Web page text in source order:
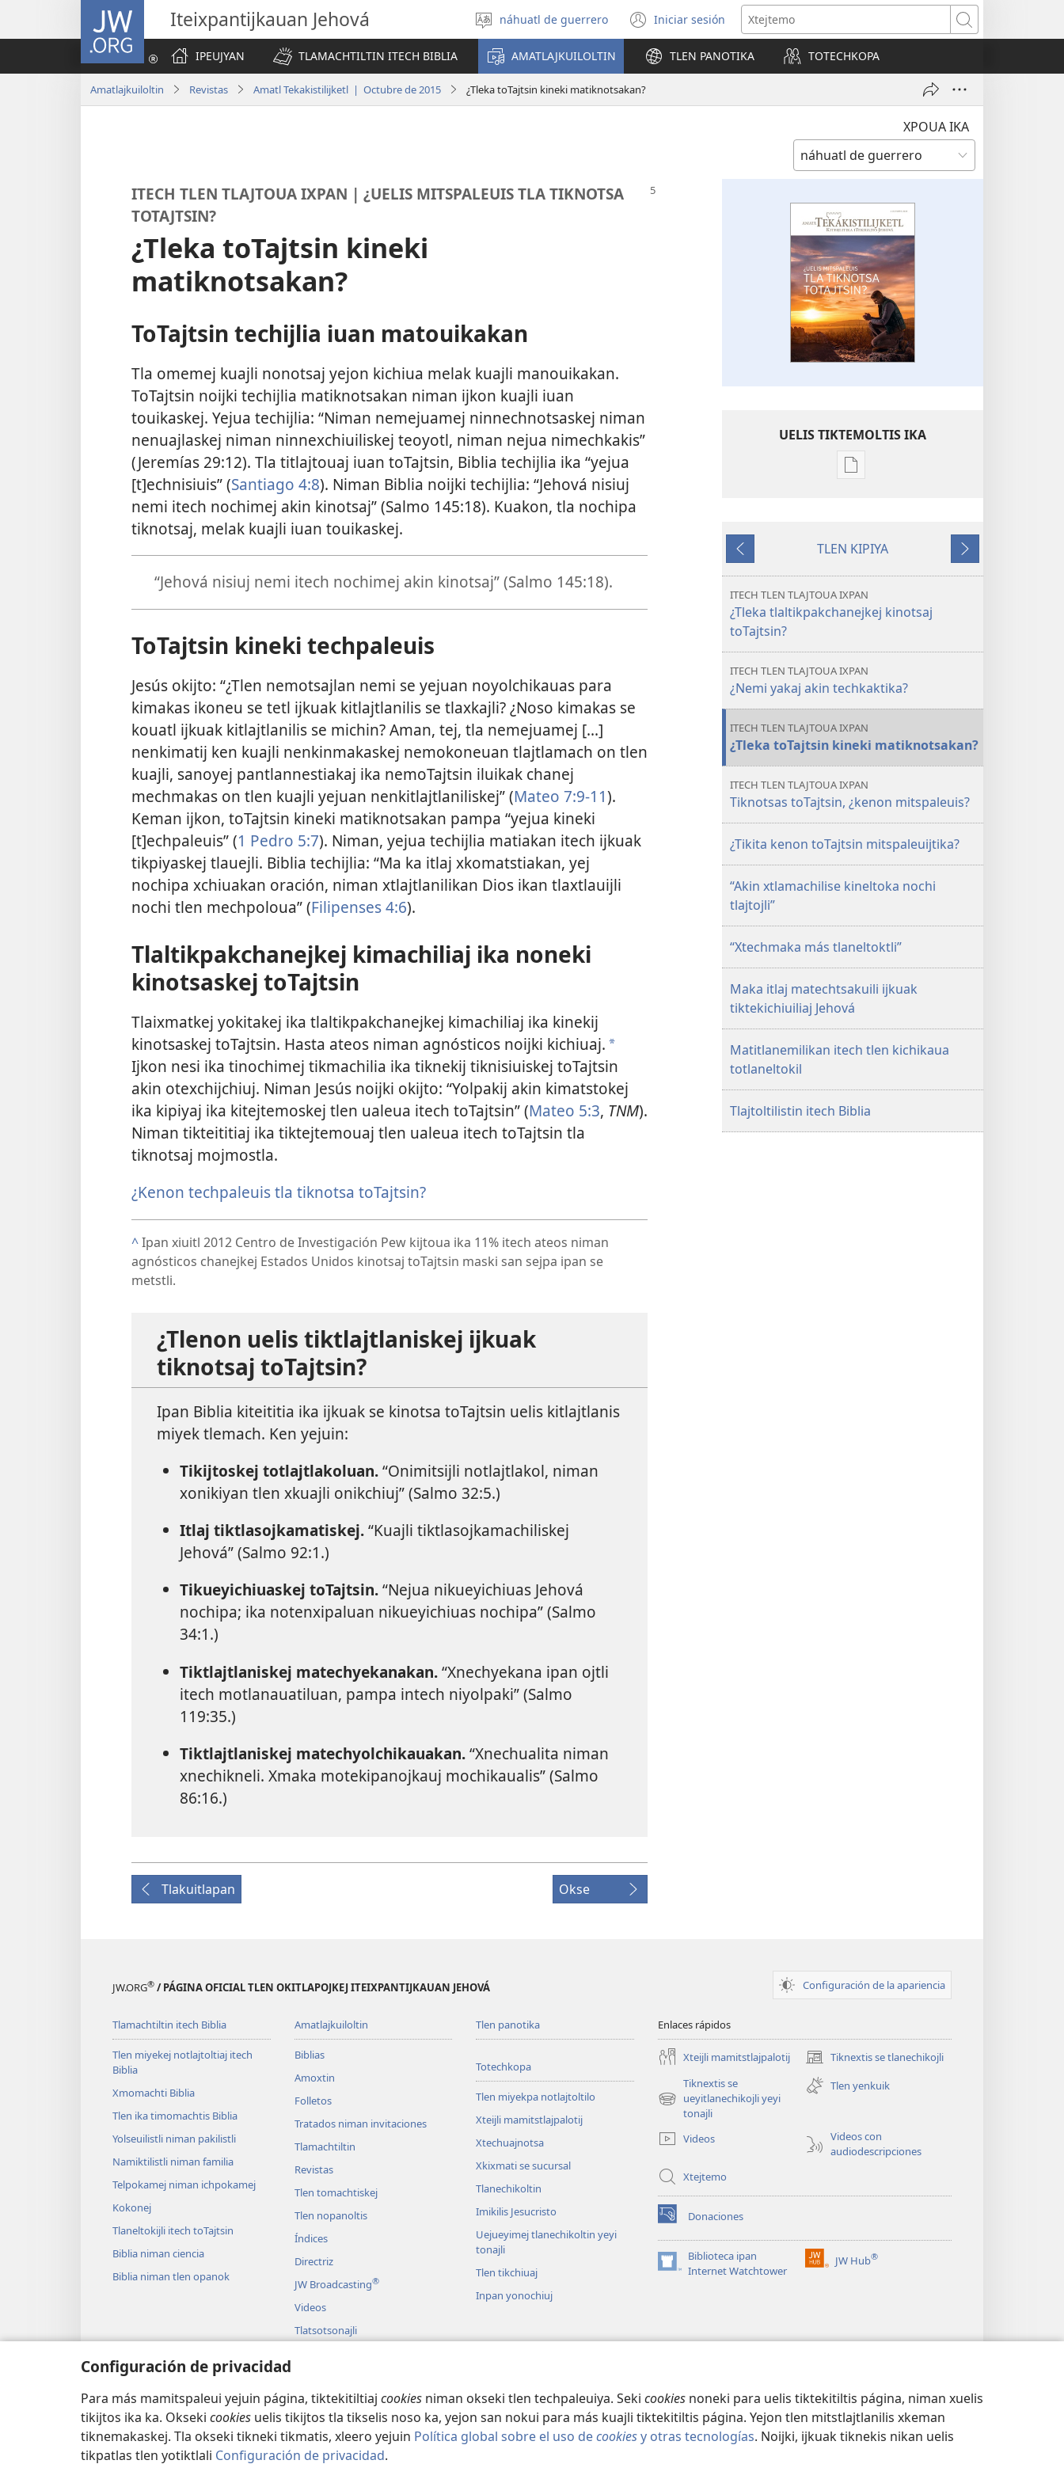
Configuración de privacidad
Para más mamitspaleui yejuin página, tiktekitiltiaj cookies niman okseki tlen techpaleuiya. Seki cookies noneki para uelis tiktekitiltis página, niman xuelis
tikijtos ika ka. Okseki cookies uelis tikijtos tla tikselis noso ka, yejon san nokui para más kuajli tiktekitiltis página. Yejon tlen mitstlajtlanilis xkeman
tiknemakaskej. Tla okseki tikneki tikmatis, xleero yejuin Política global sobre el uso decookiesy otras tecnologías. Noijki, ijkuak tiknekis nikan uelis
tikpatlas tlen yotiktlali Configuración de privacidad.
JW.ORG Iteixpantijkauan Jehová
Xtlapejpeni
tlajtojli
náhuatl de guerrero Iniciar sesión
(abre
una
nueva
ventana)
Xtejtemo
IPEUJYAN
TLAMACHTILTIN ITECH BIBLIA AMATLAJKUILOLTIN TLEN PANOTIKA TOTECHKOPA
Amatlajkuiloltin Revistas Amatl Tekakistilijketl | Octubre de 2015 ¿Tleka toTajtsin kineki matiknotsakan?
XPOUA IKA
ITECH TLEN TLAJTOUA IXPAN | ¿UELIS MITSPALEUIS TLA TIKNOTSA
TOTAJTSIN?
¿Tleka toTajtsin kineki
matiknotsakan?
ToTajtsin techijlia iuan matouikakan
Tla omemej kuajli nonotsaj yejon kichiua melak kuajli manouikakan.
ToTajtsin noijki techijlia matiknotsakan niman ijkon kuajli iuan
touikaskej. Yejua techijlia: “Niman nemejuamej ninnechnotsaskej niman
nenuajlaskej niman ninnexchiuiliskej teoyotl, niman nejua nimechkakis”
(Jeremías 29:12). Tla titlajtouaj iuan toTajtsin, Biblia techijlia ika “yejua
[t]echnisiuis” (Santiago 4:8). Niman Biblia noijki techijlia: “Jehová nisiuj
nemi itech nochimej akin kinotsaj” (Salmo 145:18). Kuakon, tla nochipa
tiknotsaj, melak kuajli iuan touikaskej.
“Jehová nisiuj nemi itech nochimej akin kinotsaj” (Salmo 145:18).
ToTajtsin kineki techpaleuis
Jesús okijto: “¿Tlen nemotsajlan nemi se yejuan noyolchikauas para
kimakas ikoneu se tetl ijkuak kitlajtlanilis se tlaxkajli? ¿Noso kimakas se
kouatl ijkuak kitlajtlanilis se michin? Aman, tej, tla nemejuamej [...]
nenkimatij ken kuajli nenkinmakaskej nemokoneuan tlajtlamach on tlen
kuajli, sanoyej pantlannestiakaj ika nemoTajtsin iluikak chanej
mechmakas on tlen kuajli yejuan nenkitlajtlaniliskej” (Mateo 7:9-11).
Keman ijkon, toTajtsin kineki matiknotsakan pampa “yejua kineki
[t]echpaleuis” (1 Pedro 5:7). Niman, yejua techijlia matiakan itech ijkuak
tikpiyaskej tlauejli. Biblia techijlia: “Ma ka itlaj xkomatstiakan, yej
nochipa xchiuakan oración, niman xtlajtlanilikan Dios ikan tlaxtlauijli
nochi tlen mechpoloua” (Filipenses 4:6).
Tlaltikpakchanejkej kimachiliaj ika noneki
kinotsaskej toTajtsin
Tlaixmatkej yokitakej ika tlaltikpakchanejkej kimachiliaj ika kinekij
kinotsaskej toTajtsin. Hasta ateos niman agnósticos noijki kichiuaj. *
Ijkon nesi ika tinochimej tikmachilia ika tiknekij tiknisiuiskej toTajtsin
akin otexchijchiuj. Niman Jesús noijki okijto: “Yolpakij akin kimatstokej
ika kipiyaj ika kitejtemoskej tlen ualeua itech toTajtsin” (Mateo 5:3, TNM).
Niman tikteititiaj ika tiktejtemouaj tlen ualeua itech toTajtsin tla
tiknotsaj mojmostla.
¿Kenon techpaleuis tla tiknotsa toTajtsin?
^Ipan xiuitl 2012 Centro de Investigación Pew kijtoua ika 11% itech ateos niman
agnósticos chanejkej Estados Unidos kinotsaj toTajtsin maski san sejpa ipan se
metstli.
¿Tlenon uelis tiktlajtlaniskej ijkuak
tiknotsaj toTajtsin?
Ipan Biblia kiteititia ika ijkuak se kinotsa toTajtsin uelis kitlajtlanis
miyek tlemach. Ken yejuin:
Tikijtoskej totlajtlakoluan.“Onimitsijli notlajtlakol, niman
xonikiyan tlen xkuajli onikchiuj” (Salmo 32:5.)
Itlaj tiktlasojkamatiskej.“Kuajli tiktlasojkamachiliskej
Jehová” (Salmo 92:1.)
Tikueyichiuaskej toTajtsin.“Nejua nikueyichiuas Jehová
nochipa; ika notenxipaluan nikueyichiuas nochipa” (Salmo
34:1.)
Tiktlajtlaniskej matechyekanakan.“Xnechyekana ipan ojtli
itech motlanauatiluan, pampa intech niyolpaki” (Salmo
119:35.)
Tiktlajtlaniskej matechyolchikauakan.“Xnechualita niman
xnechikneli. Xmaka motekipanojkauj mochikaualis” (Salmo
86:16.)
Tlakuitlapan Okse
UELIS TIKTEMOLTIS IKA
Kenon
TEKAKISTILIJKETL
mitspaleuis tla
tiknotsa
toTajtsin?
Tlakuitlapan
TLEN KIPIYA
Okse
ITECH TLEN TLAJTOUA IXPAN
¿Tleka tlaltikpakchanejkej kinotsaj
toTajtsin?
ITECH TLEN TLAJTOUA IXPAN
¿Nemi yakaj akin techkaktika?
ITECH TLEN TLAJTOUA IXPAN
¿Tleka toTajtsin kineki matiknotsakan?
ITECH TLEN TLAJTOUA IXPAN
Tiknotsas toTajtsin, ¿kenon mitspaleuis?
¿Tikita kenon toTajtsin mitspaleuijtika?
“Akin xtlamachilise kineltoka nochi
tlajtojli”
“Xtechmaka más tlaneltoktli”
Maka itlaj matechtsakuili ijkuak
tiktekichiuiliaj Jehová
Matitlanemilikan itech tlen kichikaua
totlaneltokil
Tlajtoltilistin itech Biblia
JW.ORG® / PÁGINA OFICIAL TLEN OKITLAPOJKEJ ITEIXPANTIJKAUAN JEHOVÁ Configuración de la apariencia
Tlamachtiltin itech Biblia
Tlen miyekej notlajtoltiaj itech
Biblia
Xmomachti Biblia
Tlen ika timomachtis Biblia
Yolseuilistli niman pakilistli
Namiktilistli niman familia
Telpokamej niman ichpokamej
Kokonej
Tlaneltokijli itech toTajtsin
Biblia niman ciencia
Biblia niman tlen opanok
Amatlajkuiloltin
Biblias
Amoxtin
Folletos
Tratados niman invitaciones
Tlamachtiltin
Revistas
Tlen tomachtiskej
Tlen nopanoltis
Índices
Directriz
JW Broadcasting®
Videos
Tlatsotsonajli
onoyektlali kualtsin makakisti
Tlen panotika
Totechkopa
Tlen miyekpa notlajtoltilo
Xteijli mamitstlajpalotij
Xtechuajnotsa
Xkixmati se sucursal
Tlanechikoltin
Imikilis Jesucristo
Uejueyimej tlanechikoltin yeyi
tonajli
Tlen tikchiuaj
Inpan yonochiuj
Enlaces rápidos
Xteijli mamitstlajpalotij Tiknextis se tlanechikojli
(abre
una
nueva
Tiknextis se
ueyitlanechikojli yeyi
tonajli
(abre
nueva
Tlen yenkuik
Videos
Videos con
audiodescripciones
Xtejtemo
Donaciones
(abre
una
nueva
ventana)
Biblioteca ipan
Internet Watchtower
(abre
JW Hub®
(abre
Copyright© 2026 Watch Tower Bible and Tract Society of Pennsylvania.